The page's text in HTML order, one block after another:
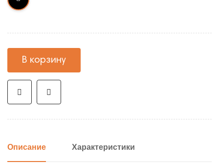
В корзину
Описание Характеристики